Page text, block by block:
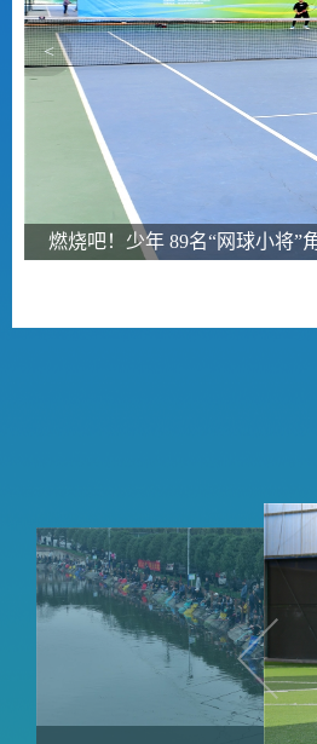
燃烧吧！少年 89名“网球小将”
<